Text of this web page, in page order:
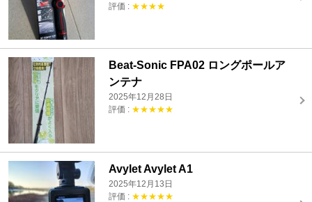
評価 : ★★★★
Beat-Sonic FPA02 ロングポールア
ンテナ
2025年12月28日
評価 : ★★★★★
Avylet Avylet A1
2025年12月13日
評価 : ★★★★★